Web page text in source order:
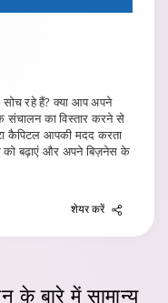
रहे हैं? क्या आप अपने
संचालन का विस्तार करने से
कैपिटल आपकी मदद करता
को बढ़ाएं और अपने बिज़नेस के
शेयर करें
के बारे में सामान्य